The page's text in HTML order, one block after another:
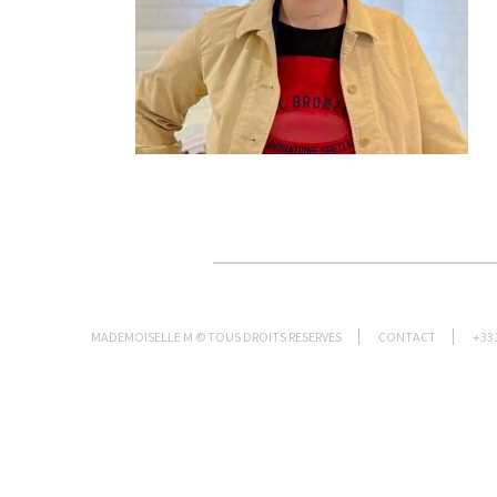
MADEMOISELLE M © TOUS DROITS RESERVES CONTACT